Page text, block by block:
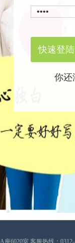
你还
6020室 客服热线：